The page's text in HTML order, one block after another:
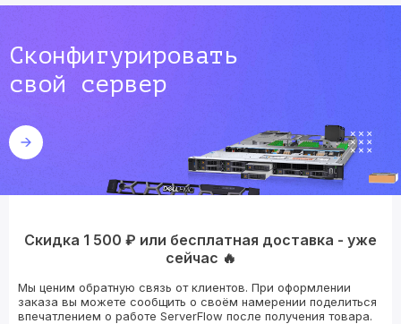
Сконфигурировать
свой сервер
Скидка 1 500 ₽ или бесплатная доставка - уже
сейчас 🔥
Мы ценим обратную связь от клиентов. При оформлении
заказа вы можете сообщить о своём намерении поделиться
впечатлением о работе ServerFlow после получения товара.